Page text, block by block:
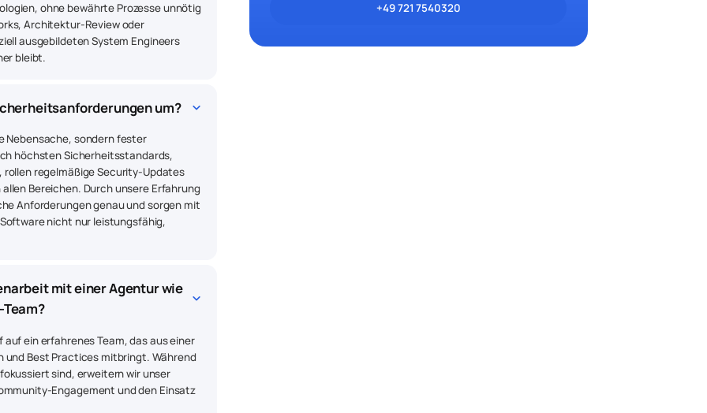
ohne bewährte Prozesse unnötig
Architektur-Review oder
ausgebildeten System Engineers
bleibt.
um? keyboard_arrow_down
Nebensache, sondern fester
höchsten Sicherheitsstandards,
regelmäßige Security-Updates
Bereichen. Durch unsere Erfahrung
Anforderungen genau und sorgen mit
nicht nur leistungsfähig,
mit einer Agentur wie
keyboard_arrow_down
ein erfahrenes Team, das aus einer
und Best Practices mitbringt. Während
sind, erweitern wir unser
Engagement und den Einsatz
+49 721 7540320